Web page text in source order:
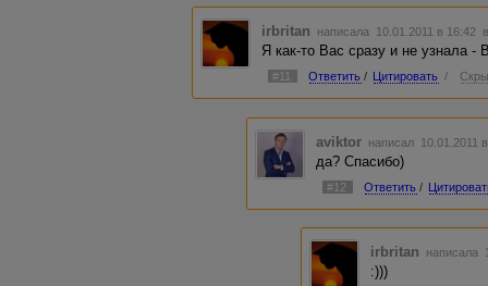
irbritan написала 10.01.2011 в 16:42
Я как-то Вас сразу и не узнала -
#11 Ответить / Цитировать /
aviktor написал 10.01.2011
да? Спасибо)
#12 Ответить /
irbritan написала
:)))